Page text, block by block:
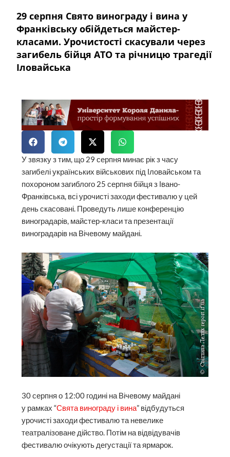
29 серпня Свято винограду і вина у
Франківську обійдеться майстер-
класами. Урочистості скасували через
загибель бійця АТО та річницю трагедії
Іловайська
У звязку з тим, що 29 серпня минає рік з часу
загибелі українських військових під Іловайськом та
похороном загиблого 25 серпня бійця з Івано-
Франківська, всі урочисті заходи фестивалю у цей
день скасовані. Проведуть лише конференцію
виноградарів, майстер-класи та презентації
виноградарів на Вічевому майдані.
30 серпня о 12:00 годині на Вічевому майдані
у рамках “Свята винограду і вина” відбудуться
урочисті заходи фестивалю та невелике
театралізоване дійство. Потім на відвідувачів
фестивалю очікують дегустації та ярмарок.